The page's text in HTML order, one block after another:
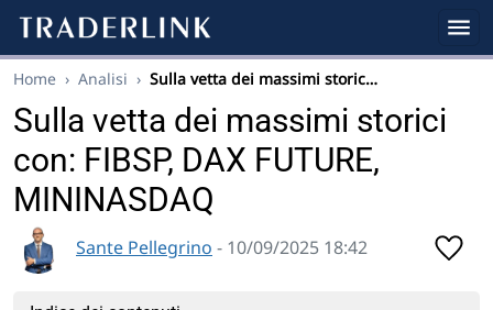
Home › Analisi › Sulla vetta dei massimi storic…
Sulla vetta dei massimi storici
con: FIBSP, DAX FUTURE,
MININASDAQ
Sante Pellegrino - 10/09/2025 18:42